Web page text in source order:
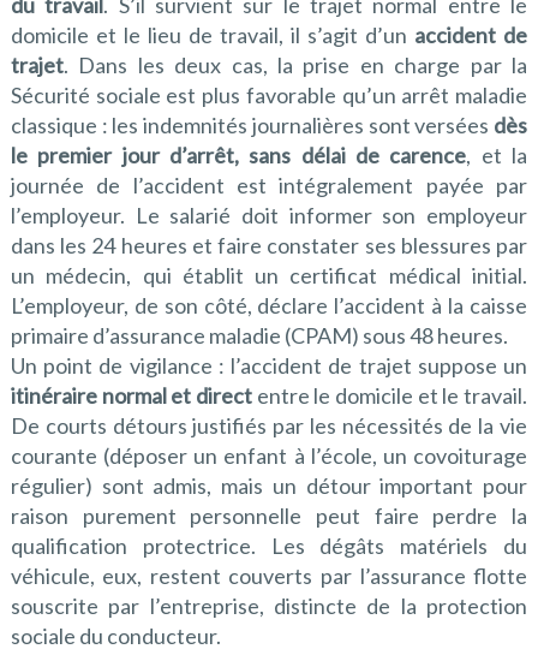
du travail . S’il survient sur le trajet normal entre le
domicile et le lieu de travail, il s’agit d’un accident de
trajet. Dans les deux cas, la prise en charge par la
Sécurité sociale est plus favorable qu’un arrêt maladie
classique : les indemnités journalières sont versées dès
le premier jour d’arrêt, sans délai de carence, et la
journée de l’accident est intégralement payée par
l’employeur. Le salarié doit informer son employeur
dans les 24 heures et faire constater ses blessures par
un médecin, qui établit un certificat médical initial.
L’employeur, de son côté, déclare l’accident à la caisse
primaire d’assurance maladie (CPAM) sous 48 heures.
Un point de vigilance : l’accident de trajet suppose un
itinéraire normal et directentre le domicile et le travail.
De courts détours justifiés par les nécessités de la vie
courante (déposer un enfant à l’école, un covoiturage
régulier) sont admis, mais un détour important pour
raison purement personnelle peut faire perdre la
qualification protectrice. Les dégâts matériels du
véhicule, eux, restent couverts par l’assurance flotte
souscrite par l’entreprise, distincte de la protection
sociale du conducteur.